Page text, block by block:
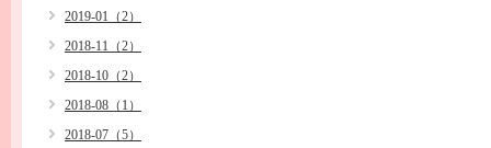
2019-01（2）
2018-11（2）
2018-10（2）
2018-08（1）
2018-07（5）